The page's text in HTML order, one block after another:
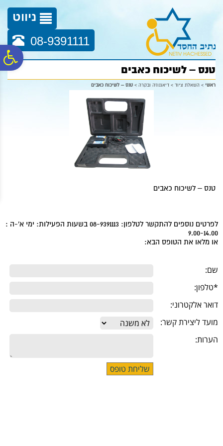
ניווט
08-9391111
טנס – לשיכוח כאבים
ראשי > השאלת ציוד > דיאגנוזה ובקרה > טנס – לשיכוח כאבים
טנס – לשיכוח כאבים
לפרטים נוספים להתקשר לטלפון: 08-9391113 בשעות הפעילות: ימי א'-ה :
9.00-14.00
או מלאו את הטופס הבא:
שם:
*טלפון:
דואר אלקטרוני:
מועד ליצירת קשר:
הערות: